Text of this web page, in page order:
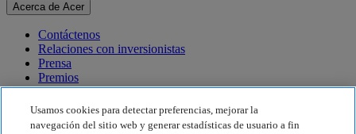
Acerca de Acer
Contáctenos
Relaciones con inversionistas
Prensa
Premios
Eventos
Sostenibilidad
Usamos cookies para detectar preferencias, mejorar la
navegación del sitio web y generar estadísticas de usuario a fin